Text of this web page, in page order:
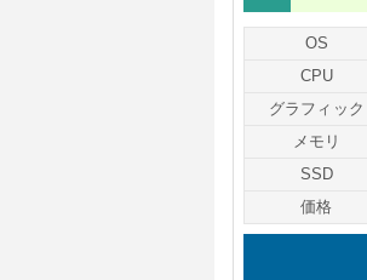
OS
CPU
グラフィック
メモリ
SSD
価格